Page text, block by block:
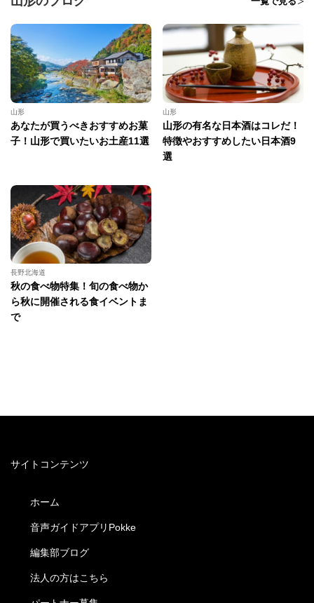
山形
あなたが買うべきおすすめお菓
子！山形で買いたいお土産11選
山形
山形の有名な日本酒はコレだ！
特徴やおすすめしたい日本酒9
選
長野北海道
秋の食べ物特集！旬の食べ物か
ら秋に開催される食イベントま
で
サイトコンテンツ
ホーム
音声ガイドアプリPokke
編集部ブログ
法人の方はこちら